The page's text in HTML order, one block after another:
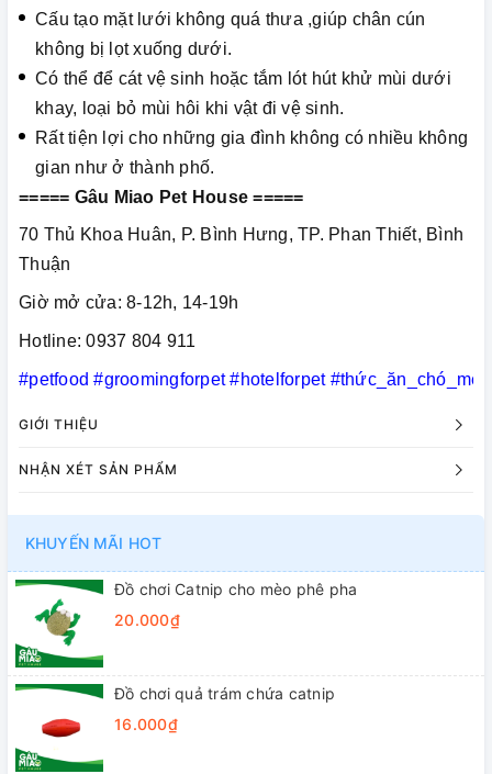
Cấu tạo mặt lưới không quá thưa ,giúp chân cún
không bị lọt xuống dưới.
Có thể để cát vệ sinh hoặc tắm lót hút khử mùi dưới
khay, loại bỏ mùi hôi khi vật đi vệ sinh.
Rất tiện lợi cho những gia đình không có nhiều không
gian như ở thành phố.
===== Gâu Miao Pet House =====
70 Thủ Khoa Huân, P. Bình Hưng, TP. Phan Thiết, Bình
Thuận
Giờ mở cửa: 8-12h, 14-19h
Hotline: 0937 804 911
#petfood #groomingforpet #hotelforpet #thức_ăn_chó_mèo
GIỚI THIỆU
NHẬN XÉT SẢN PHẨM
KHUYẾN MÃI HOT
Đồ chơi Catnip cho mèo phê pha
20.000₫
Đồ chơi quả trám chứa catnip
16.000₫